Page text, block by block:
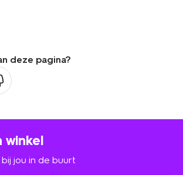
deze pagina?
winkel
jou in de buurt